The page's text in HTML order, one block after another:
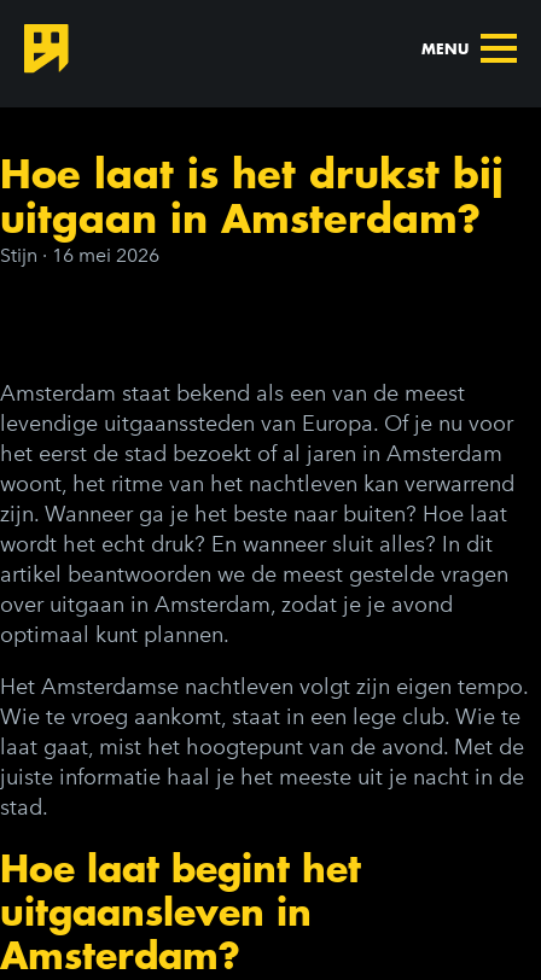
MENU
Hoe laat is het drukst bij
uitgaan in Amsterdam?
Stijn · 16 mei 2026
Amsterdam staat bekend als een van de meest
levendige uitgaanssteden van Europa. Of je nu voor
het eerst de stad bezoekt of al jaren in Amsterdam
woont, het ritme van het nachtleven kan verwarrend
zijn. Wanneer ga je het beste naar buiten? Hoe laat
wordt het echt druk? En wanneer sluit alles? In dit
artikel beantwoorden we de meest gestelde vragen
over uitgaan in Amsterdam, zodat je je avond
optimaal kunt plannen.
Het Amsterdamse nachtleven volgt zijn eigen tempo.
Wie te vroeg aankomt, staat in een lege club. Wie te
laat gaat, mist het hoogtepunt van de avond. Met de
juiste informatie haal je het meeste uit je nacht in de
stad.
Hoe laat begint het
uitgaansleven in
Amsterdam?